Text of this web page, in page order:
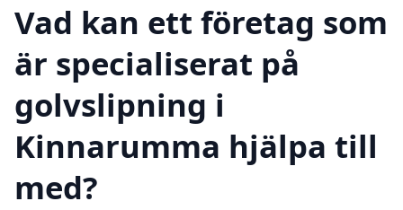
Vad kan ett företag som
är specialiserat på
golvslipning i
Kinnarumma hjälpa till
med?